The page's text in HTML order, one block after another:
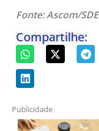
Fonte: Ascom/SDE
Compartilhe:
Publicidade